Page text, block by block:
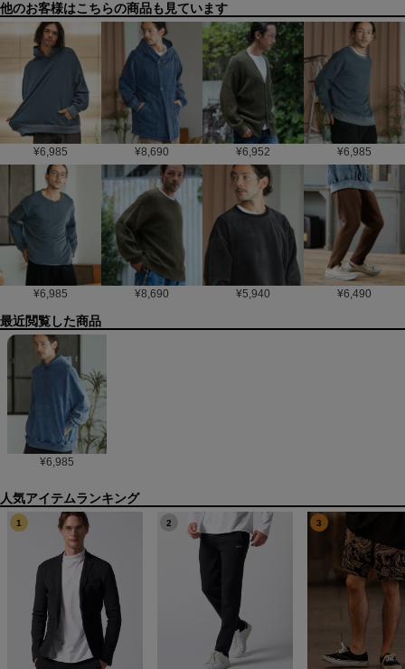
他のお客様はこちらの商品も見ています
¥6,985 ¥8,690 ¥6,952 ¥6,985
¥6,985 ¥8,690 ¥5,940 ¥6,490
最近閲覧した商品
¥6,985
1 2 3